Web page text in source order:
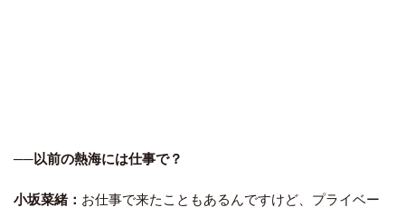
──以前の熱海には仕事で？
小坂菜緒： お仕事で来たこともあるんですけど、プライベー